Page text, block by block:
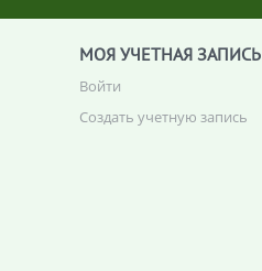
МОЯ УЧЕТНАЯ ЗАПИСЬ
Войти
Создать учетную запись